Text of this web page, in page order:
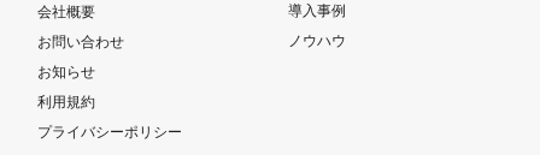
会社概要
お問い合わせ
お知らせ
利用規約
プライバシーポリシー
導入事例
ノウハウ